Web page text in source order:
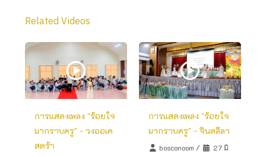
Related Videos
การแสดงเพลง "ร้อยใจ
มากราบครู" - วงออเค
สตร้า
การแสดงเพลง "ร้อยใจ
มากราบครู" - จินตลีลา
bosconoom /
27 มิ